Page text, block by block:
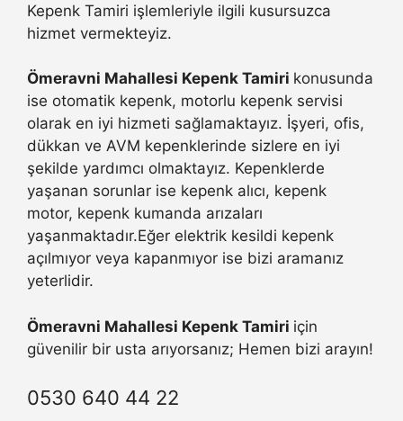
Kepenk Tamiri işlemleriyle ilgili kusursuzca
hizmet vermekteyiz.
Ömeravni Mahallesi Kepenk Tamiri konusunda
ise otomatik kepenk, motorlu kepenk servisi
olarak en iyi hizmeti sağlamaktayız. İşyeri, ofis,
dükkan ve AVM kepenklerinde sizlere en iyi
şekilde yardımcı olmaktayız. Kepenklerde
yaşanan sorunlar ise kepenk alıcı, kepenk
motor, kepenk kumanda arızaları
yaşanmaktadır.Eğer elektrik kesildi kepenk
açılmıyor veya kapanmıyor ise bizi aramanız
yeterlidir.
Ömeravni Mahallesi Kepenk Tamiri için
güvenilir bir usta arıyorsanız; Hemen bizi arayın!
0530 640 44 22